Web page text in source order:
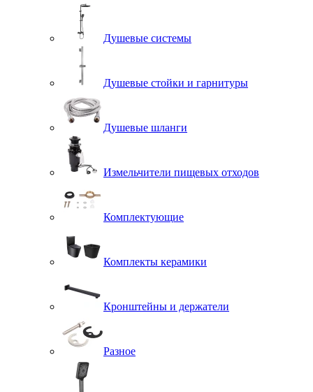
Душевые системы
Душевые стойки и гарнитуры
Душевые шланги
Измельчители пищевых отходов
Комплектующие
Комплекты керамики
Кронштейны и держатели
Разное